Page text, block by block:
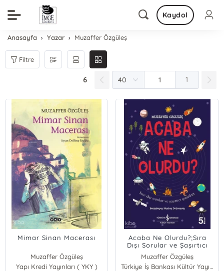
Kaydol
Anasayfa Yazar Muzaffer Özgüleş
Filtre
6 1
Mimar Sinan Macerası
Muzaffer Özgüleş
Yapı Kredi Yayınları ( YKY )
Acaba Ne Olurdu?;Sıra
Dışı Sorular ve Şaşırtıcı
Yanıtları
Muzaffer Özgüleş
Türkiye İş Bankası Kültür Yayınları